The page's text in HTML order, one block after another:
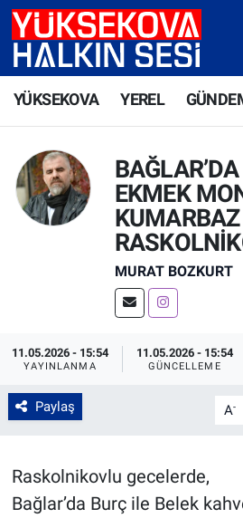
YÜKSEKOVA YEREL
EKMEK
KUMARBAZ
MURAT BOZKURT
11.05.2026 - 15:54
YAYINLANMA
11.05.2026 - 15:54
GÜNCELLEME
Paylaş A-
Raskolnikovlu gecelerde,
Bağlar’da Burç ile Belek
Yüksekova Nöbetçi
Yüksekova Trafik Yoğunluk
Süper Lig Puan Durumu ve
Tüm Manşetler
Son Dakika Haberleri
Haber Arşivi